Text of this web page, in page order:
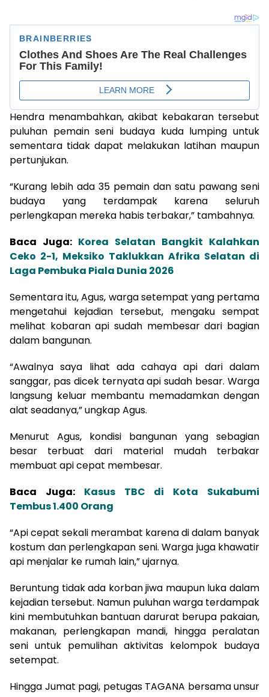
Hendra menambahkan, akibat kebakaran tersebut
puluhan pemain seni budaya kuda lumping untuk
sementara tidak dapat melakukan latihan maupun
pertunjukan.
“Kurang lebih ada 35 pemain dan satu pawang seni
budaya yang terdampak karena seluruh
perlengkapan mereka habis terbakar,” tambahnya.
Baca Juga: Korea Selatan Bangkit Kalahkan
Ceko 2-1, Meksiko Taklukkan Afrika Selatan di
Laga Pembuka Piala Dunia 2026
Sementara itu, Agus, warga setempat yang pertama
mengetahui kejadian tersebut, mengaku sempat
melihat kobaran api sudah membesar dari bagian
dalam bangunan.
“Awalnya saya lihat ada cahaya api dari dalam
sanggar, pas dicek ternyata api sudah besar. Warga
langsung keluar membantu memadamkan dengan
alat seadanya,” ungkap Agus.
Menurut Agus, kondisi bangunan yang sebagian
besar terbuat dari material mudah terbakar
membuat api cepat membesar.
Baca Juga: Kasus TBC di Kota Sukabumi
Tembus 1.400 Orang
“Api cepat sekali merambat karena di dalam banyak
kostum dan perlengkapan seni. Warga juga khawatir
api menjalar ke rumah lain,” ujarnya.
Beruntung tidak ada korban jiwa maupun luka dalam
kejadian tersebut. Namun puluhan warga terdampak
kini membutuhkan bantuan darurat berupa pakaian,
makanan, perlengkapan mandi, hingga peralatan
seni untuk pemulihan aktivitas kelompok budaya
setempat.
Hingga Jumat pagi, petugas TAGANA bersama unsur